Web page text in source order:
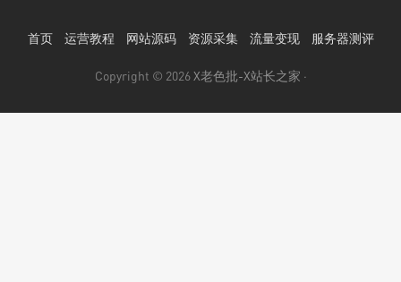
首页 运营教程 网站源码 资源采集 流量变现 服务器测评
Copyright © 2026X老色批-X站长之家 ·